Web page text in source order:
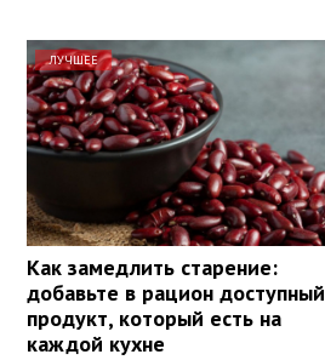
ЛУЧШЕЕ
Как замедлить старение:
добавьте в рацион доступный
продукт, который есть на
каждой кухне